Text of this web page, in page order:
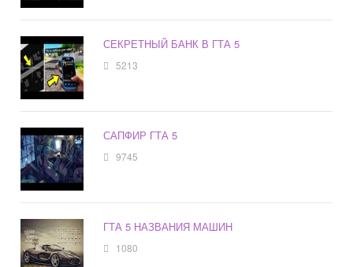
СЕКРЕТНЫЙ БАНК В ГТА 5
5213
САПФИР ГТА 5
9745
ГТА 5 НАЗВАНИЯ МАШИН
1080